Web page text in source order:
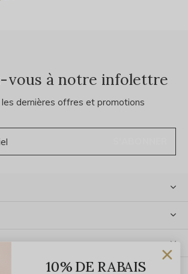
vous à notre infolettre
les dernières offres et promotions
10% DE RABAIS